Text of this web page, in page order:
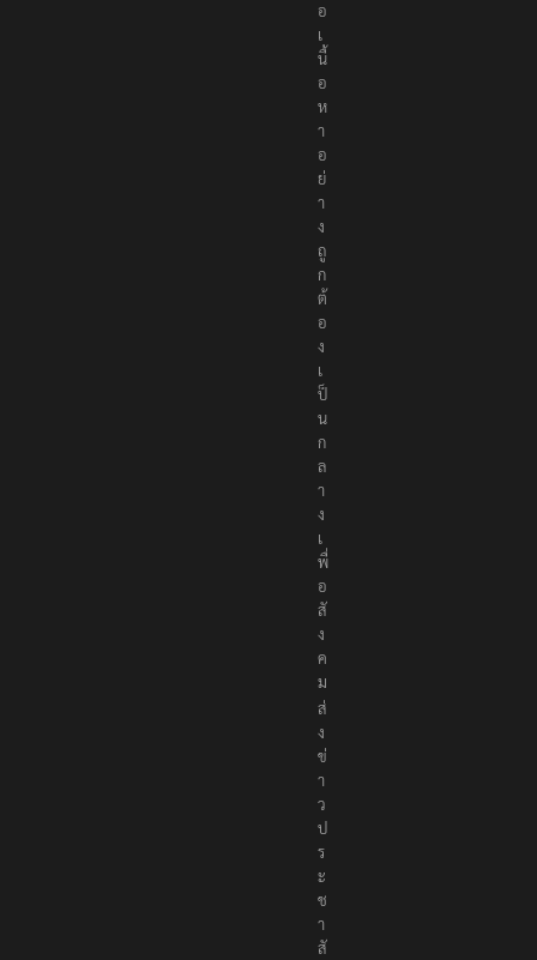
อ
เ
นื้
อ
ห
า
อ
ย่
า
ง
ถู
ก
ต้
อ
ง
เ
ป็
น
ก
ล
า
ง
เ
พื่
อ
สั
ง
ค
ม
ส่
ง
ข่
า
ว
ป
ร
ะ
ช
า
สั